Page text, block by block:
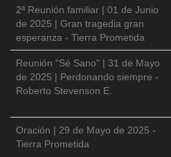
2ª Reunión familiar | 01 de Junio
de 2025 | Gran tragedia gran
esperanza - Tierra Prometida
Reunión "Sé Sano" | 31 de Mayo
de 2025 | Perdonando siempre -
Roberto Stevenson E.
Oración | 29 de Mayo de 2025 -
Tierra Prometida